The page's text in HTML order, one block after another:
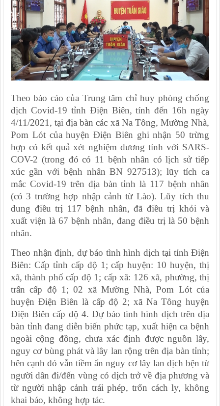
Theo báo cáo của Trung tâm chỉ huy phòng chống
dịch Covid-19 tỉnh Điện Biên, tính đến 16h ngày
4/11/2021, tại địa bàn các xã Na Tông, Mường Nhà,
Pom Lót của huyện Điện Biên ghi nhận 50 trừng
hợp có kết quả xét nghiệm dương tính với SARS-
COV-2 (trong đó có 11 bệnh nhân có lịch sử tiếp
xúc gần với bệnh nhân BN 927513); lũy tích ca
mắc Covid-19 trên địa bàn tỉnh là 117 bệnh nhân
(có 3 trường hợp nhập cảnh từ Lào). Lũy tích thu
dung điều trị 117 bệnh nhân, đã điều trị khỏi và
xuất viện là 67 bệnh nhân, đang điều trị là 50 bệnh
nhân.
Theo nhận định, dự báo tình hình dịch tại tỉnh Điện
Biên: Cấp tỉnh cấp độ 1; cấp huyện: 10 huyện, thị
xã, thành phố cấp độ 1; cấp xã: 126 xã, phường, thị
trấn cấp độ 1; 02 xã Mường Nhà, Pom Lót của
huyện Điện Biên là cấp độ 2; xã Na Tông huyện
Điện Biên cấp độ 4. Dự báo tình hình dịch trên địa
bàn tỉnh đang diễn biến phức tạp, xuất hiện ca bệnh
ngoài cộng đồng, chưa xác định được nguồn lây,
nguy cơ bùng phát và lây lan rộng trên địa bàn tỉnh;
bên cạnh đó vẫn tiềm ẩn nguy cơ lây lan dịch bện từ
người dân đi/đến vùng có dịch trở về địa phương và
từ người nhập cảnh trái phép, trốn cách ly, không
khai báo, không hợp tác.